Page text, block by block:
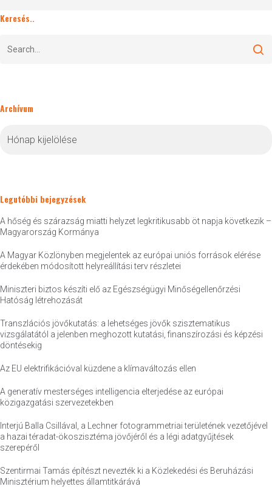
Keresés..
Archívum
Legutóbbi bejegyzések
A hőség és szárazság miatti helyzet legkritikusabb öt napja következik –
Magyarország Kormánya
A Magyar Közlönyben megjelentek az európai uniós források elérése
érdekében módosított helyreállítási terv részletei
Miniszteri biztos készíti elő az Egészségügyi Minőségellenőrzési
Hatóság létrehozását
Transzlációs jövőkutatás: a lehetséges jövők szisztematikus
vizsgálatától a jelenben meghozott kutatási, finanszírozási és képzési
döntésekig
Az EU elektrifikációval küzdene a klímaváltozás ellen
A generatív mesterséges intelligencia elterjedése az európai
közigazgatási szervezetekben
Interjú Balla Csillával, a Lechner fotogrammetriai területének vezetőjével
a hazai téradat-ökoszisztéma jövőjéről és a légi adatgyűjtések
szerepéről
Szentirmai Tamás építészt nevezték ki a Közlekedési és Beruházási
Minisztérium helyettes államtitkárává